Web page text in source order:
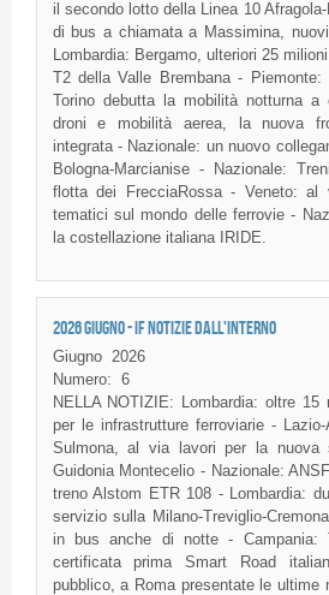
il secondo lotto della Linea 10
di bus a chiamata a Massimina,
Lombardia: Bergamo, ulteriori 25
T2 della Valle Brembana -
Torino debutta la mobilità notturna a
droni e mobilità aerea, la nuova
integrata - Nazionale: un nuovo
Bologna-Marcianise - Nazionale:
flotta dei FrecciaRossa - Veneto: al
tematici sul mondo delle ferrovie -
la costellazione italiana IRIDE.
2026 GIUGNO - IF NOTIZIE DALL'INTERNO
Giugno
2026
Numero: 6
NELLA NOTIZIE: Lombardia: oltre
per le infrastrutture ferroviarie -
Sulmona, al via lavori per la nuova
Guidonia Montecelio - Nazionale:
treno Alstom ETR 108 - Lombardia:
servizio sulla Milano-Treviglio-
in bus anche di notte - Campania:
certificata prima Smart Road
pubblico, a Roma presentate le ultime